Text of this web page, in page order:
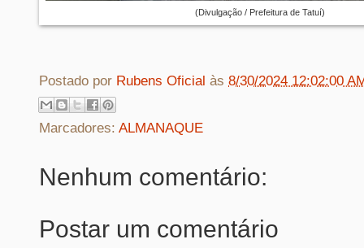
(Divulgação / Prefeitura de Tatuí)
Postado por Rubens Oficial às 8/30/2024 12:02:00
Marcadores: ALMANAQUE
Nenhum comentário:
Postar um comentário